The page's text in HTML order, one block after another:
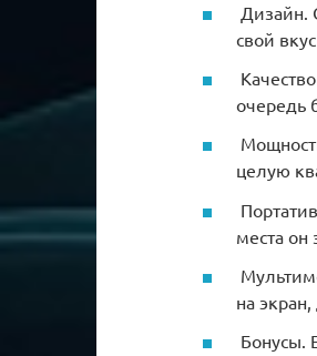
Дизайн.
свой вкус
очередь
целую
места он
на
Бонусы.